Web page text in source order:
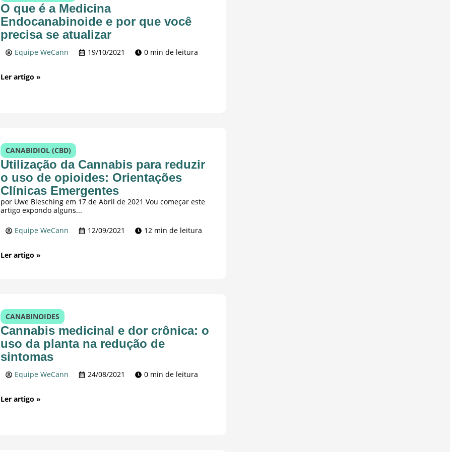
O que é a Medicina
Endocanabinoide e por que você
precisa se atualizar
Equipe WeCann 19/10/2021 0 min de leitura
Ler artigo »
CANABIDIOL (CBD)
Utilização da Cannabis para reduzir
o uso de opioides: Orientações
Clínicas Emergentes
por Uwe Blesching em 17 de Abril de 2021 Vou começar este
artigo expondo alguns...
Equipe WeCann 12/09/2021 12 min de leitura
Ler artigo »
CANABINOIDES
Cannabis medicinal e dor crônica: o
uso da planta na redução de
sintomas
Equipe WeCann 24/08/2021 0 min de leitura
Ler artigo »